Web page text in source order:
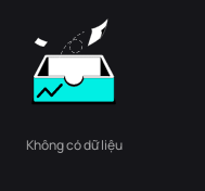
Không có dữ liệu